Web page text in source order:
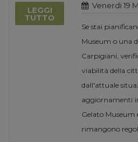
LEGGI
TUTTO
Venerdi 19
Se stai
Museum o una
Carpigiani,
viabilità della
dall'attuale
aggiornamenti
Gelato Museum
rimangono